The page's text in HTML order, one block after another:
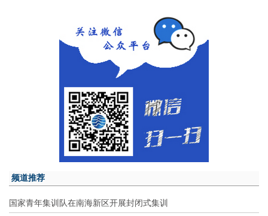
频道推荐
国家青年集训队在南海新区开展封闭式集训